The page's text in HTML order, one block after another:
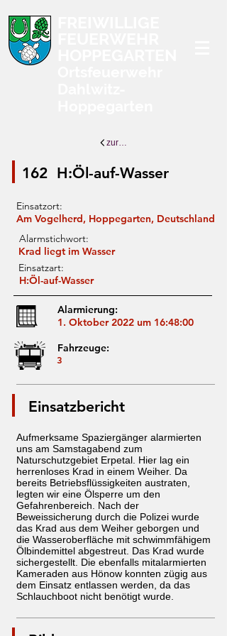
zurück zur Übersicht
H:Öl-auf-Wasser
162
Einsatzort:
Am Vogelherd, Hoppegarten, Deutschland
Alarmstichwort:
Krad liegt im Wasser
Einsatzart:
H:Öl-auf-Wasser
Alarmierung:
1. Oktober 2022 um 16:48:00
Fahrzeuge:
3
Einsatzbericht
Aufmerksame Spaziergänger alarmierten
uns am Samstagabend zum
Naturschutzgebiet Erpetal. Hier lag ein
herrenloses Krad in einem Weiher. Da
bereits Betriebsflüssigkeiten austraten,
legten wir eine Ölsperre um den
Gefahrenbereich. Nach der
Beweissicherung durch die Polizei wurde
das Krad aus dem Weiher geborgen und
die Wasseroberfläche mit schwimmfähigem
Ölbindemittel abgestreut. Das Krad wurde
sichergestellt. Die ebenfalls mitalarmierten
Kameraden aus Hönow konnten zügig aus
dem Einsatz entlassen werden, da das
Schlauchboot nicht benötigt wurde.